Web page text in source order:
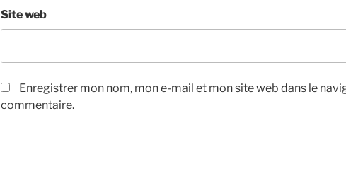
Site web
Enregistrer mon nom, mon e-mail et mon site web dans le
commentaire.